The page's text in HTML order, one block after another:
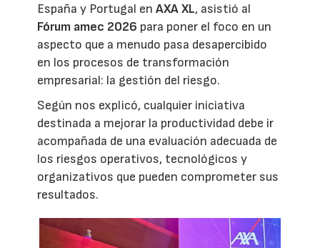
España y Portugal enAXA XL, asistió al
Fórum amec 2026 para poner el foco en un
aspecto que a menudo pasa desapercibido
en los procesos de transformación
empresarial: la gestión del riesgo.
Según nos explicó, cualquier iniciativa
destinada a mejorar la productividad debe ir
acompañada de una evaluación adecuada de
los riesgos operativos, tecnológicos y
organizativos que pueden comprometer sus
resultados.